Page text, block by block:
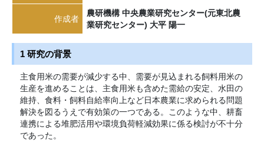
作成者
農研機構 中央農業研究センター(元東北農
業研究センター) 大平 陽一
1 研究の背景
主食用米の需要が減少する中、需要が見込まれる飼料用米の
生産を進めることは、主食用米も含めた需給の安定、水田の
維持、食料・飼料自給率向上など日本農業に求められる問題
解決を図るうえで有効策の一つである。このような中、耕畜
連携による堆肥活用や環境負荷軽減効果に係る検討が不十分
であった。